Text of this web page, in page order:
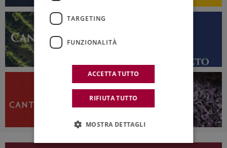
TARGETING
FUNZIONALITÀ
ACCETTA TUTTO
RIFIUTA TUTTO
MOSTRA DETTAGLI